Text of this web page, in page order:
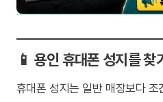
📱 용인 휴대폰 성지를 찾
휴대폰 성지는 일반 매장보다